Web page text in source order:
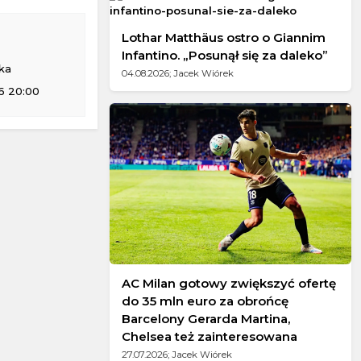
20:00
Lothar Matthäus ostro o Giannim
Infantino. „Posunął się za daleko”
04.08.2026; Jacek Wiórek
AC Milan gotowy zwiększyć ofertę
do 35 mln euro za obrońcę
Barcelony Gerarda Martina,
Chelsea też zainteresowana
27.07.2026; Jacek Wiórek